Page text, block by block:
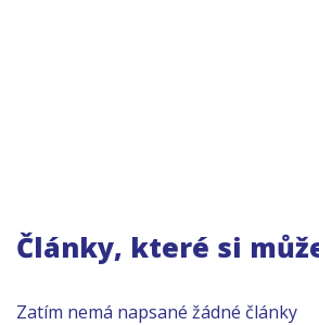
Články, které si
Zatím nemá napsané žádné články